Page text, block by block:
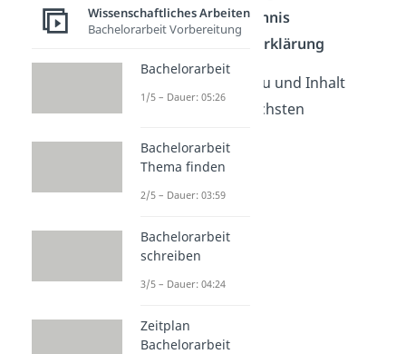
Literaturverzeichnis
Eidesstattliche Erklärung
zu Aufbau und Inhalt
findest du in den nächsten
Wissenschaftliches Arbeiten
Bachelorarbeit Vorbereitung
Bachelorarbeit
1/5 – Dauer: 05:26
Bachelorarbeit
Thema finden
2/5 – Dauer: 03:59
Bachelorarbeit
schreiben
3/5 – Dauer: 04:24
Zeitplan
Bachelorarbeit